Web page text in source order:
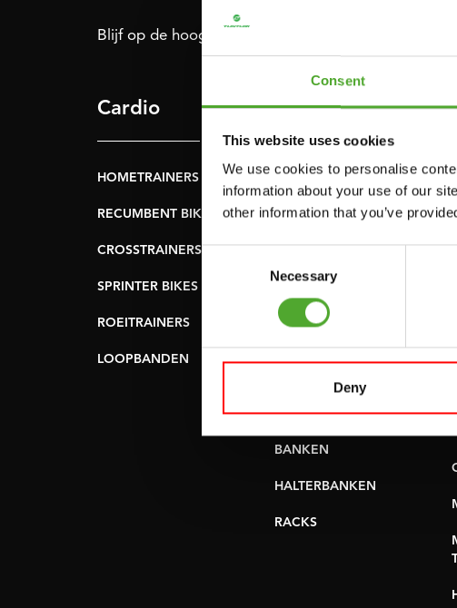
Consent
This website uses cookies
We use cookies to personalise
information about your use of our
other information that you’ve
Consent
Necessary
Deny
Blijf op de hoogte: schrijf je in voor onze nieuwsbrief!
Cardio
HOMETRAINERS
RECUMBENT BIKES
CROSSTRAINERS
SPRINTER BIKES
ROEITRAINERS
LOOPBANDEN
Kracht
POWER TOWERS
BUIK- & RUGTRAINERS
VLAKKE BANKEN
KRACHT STATIONS
SMITH MACHINES
PULLEY STATIONS
VERSTELBARE
BANKEN
HALTERBANKEN
RACKS